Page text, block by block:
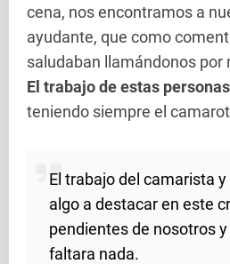
cena, nos encontramos a
ayudante, que como
saludaban llamándonos por
El trabajo de estas
teniendo siempre el
El trabajo del camarista
algo a destacar en este
pendientes de nosotros
faltara nada.